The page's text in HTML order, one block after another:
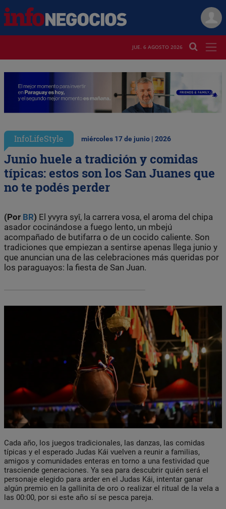
JUE. 6 AGOSTO 2026
InfoLifeStyle miércoles 17 de junio | 2026
Junio huele a tradición y comidas
típicas: estos son los San Juanes que
no te podés perder
(Por BR) El yvyra syî, la carrera vosa, el aroma del chipa
asador cocinándose a fuego lento, un mbejú
acompañado de butifarra o de un cocido caliente. Son
tradiciones que empiezan a sentirse apenas llega junio y
que anuncian una de las celebraciones más queridas por
los paraguayos: la fiesta de San Juan.
Cada año, los juegos tradicionales, las danzas, las comidas
típicas y el esperado Judas Kái vuelven a reunir a familias,
amigos y comunidades enteras en torno a una festividad que
trasciende generaciones. Ya sea para descubrir quién será el
personaje elegido para arder en el Judas Kái, intentar ganar
algún premio en la gallinita de oro o realizar el ritual de la vela a
las 00:00, por si este año sí se pesca pareja.